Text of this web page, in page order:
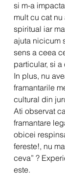
si m-a
mult cu cat
spiritual iar
ajuta nicicum
sens a ceea
particular, si
In plus, nu
framantarile
cultural din
Ati observat
framantare
obicei
fereste!, nu
ceva” ?
este.